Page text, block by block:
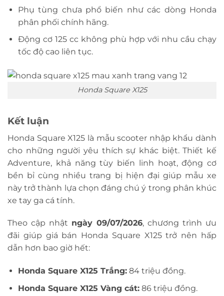
Phụ tùng chưa phổ biến như các dòng Honda
phân phối chính hãng.
Động cơ 125 cc không phù hợp với nhu cầu chạy
tốc độ cao liên tục.
Honda Square X125
Kết luận
Honda Square X125 là mẫu scooter nhập khẩu dành
cho những người yêu thích sự khác biệt. Thiết kế
Adventure, khả năng tùy biến linh hoạt, động cơ
bền bỉ cùng nhiều trang bị hiện đại giúp mẫu xe
này trở thành lựa chọn đáng chú ý trong phân khúc
xe tay ga cá tính.
Theo cập nhật ngày 09/07/2026, chương trình ưu
đãi giúp giá bán Honda Square X125 trở nên hấp
dẫn hơn bao giờ hết:
Honda Square X125 Trắng:84 triệu đồng.
Honda Square X125 Vàng cát:86 triệu đồng.